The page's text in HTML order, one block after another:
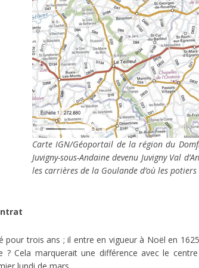
Carte IGN/Géoportail de la région du
Juvigny-sous-Andaine devenu Juvigny Val
les carrières de la Goulande d’où les
pour trois ans ; il entre en vigueur à Noël en
? Cela marquerait une différence avec le